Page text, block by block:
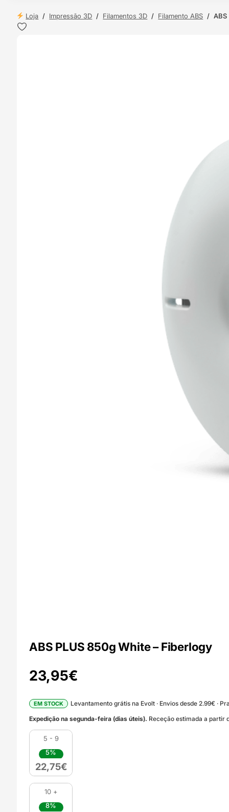
Loja / Impressão 3D / Filamentos 3D / Filamento ABS / ABS
ABS PLUS 850g White – Fiberlogy
23,95€
EM STOCK
Levantamento grátis na Evolt · Envios desde 2.99€ ·
Expedição na segunda-feira (dias úteis). Receção estimada a partir
5 - 9
5%
22,75€
10 +
8%